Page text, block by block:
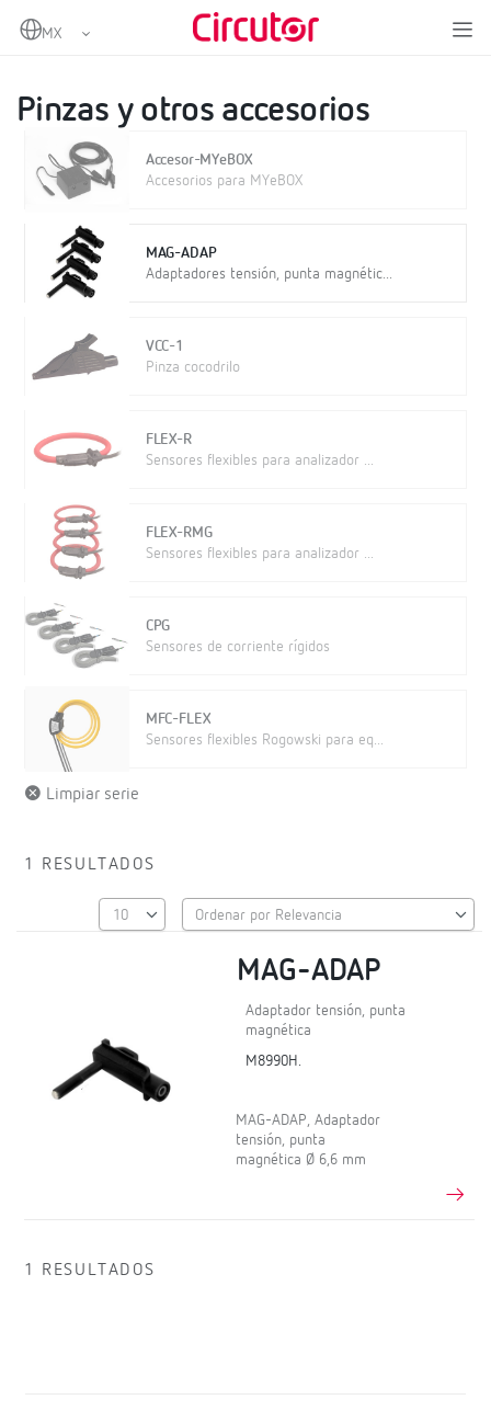
Home Medida y control
Analizadores de redes portátiles
Pinzas y otros accesorios
Accesor-MYeBOX
Accesorios para MYeBOX
MAG-ADAP
Adaptadores tensión, punta magnétic...
VCC-1
Pinza cocodrilo
FLEX-R
Sensores flexibles para analizador ...
FLEX-RMG
Sensores flexibles para analizador ...
CPG
Sensores de corriente rígidos
MFC-FLEX
Sensores flexibles Rogowski para eq...
Limpiar serie
1 RESULTADOS
MAG-ADAP
Adaptador tensión, punta
magnética
M8990H.
MAG-ADAP, Adaptador
tensión, punta
magnética Ø 6,6 mm
1 RESULTADOS